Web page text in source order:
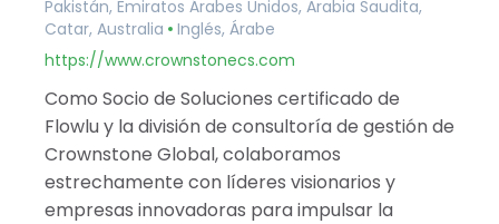
Albania
Israel
India
Pakistán, Emiratos Árabes Unidos, Arabia Saudita,
Catar, Australia
Inglés, Árabe
https://www.crownstonecs.com
Como Socio de Soluciones certificado de
Flowlu y la división de consultoría de gestión de
Crownstone Global, colaboramos
estrechamente con líderes visionarios y
empresas innovadoras para impulsar la